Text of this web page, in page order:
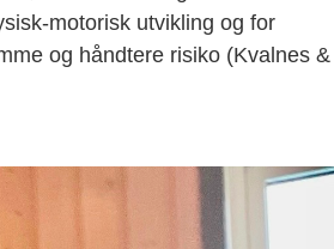
motorisk utvikling og for
og håndtere risiko (Kvalnes &